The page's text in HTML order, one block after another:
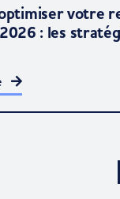
votre
: les